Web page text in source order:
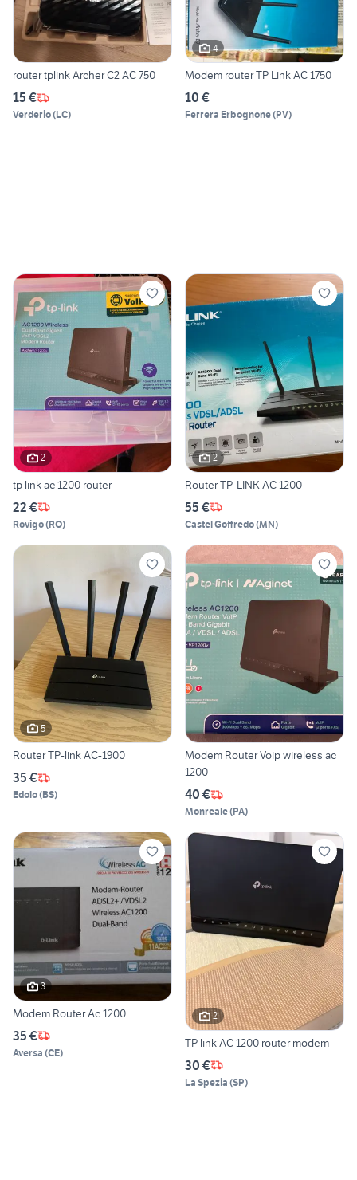
router tplink Archer C2 AC 750
15 €
Verderio(LC)
4
Modem router TP Link AC 1750
10 €
Ferrera Erbognone(PV)
2
tp link ac 1200 router
22 €
Rovigo(RO)
2
Router TP-LINK AC 1200
55 €
Castel Goffredo(MN)
5
Router TP-link AC-1900
35 €
Edolo(BS)
Modem Router Voip wireless ac
1200
40 €
Monreale(PA)
3
Modem Router Ac 1200
35 €
Aversa (CE)
2
TP link AC 1200 router modem
30 €
La Spezia (SP)